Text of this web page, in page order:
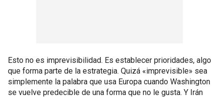
Esto no es imprevisibilidad. Es establecer prioridades, algo
que forma parte de la estrategia. Quizá «imprevisible» sea
simplemente la palabra que usa Europa cuando Washington
se vuelve predecible de una forma que no le gusta. Y Irán